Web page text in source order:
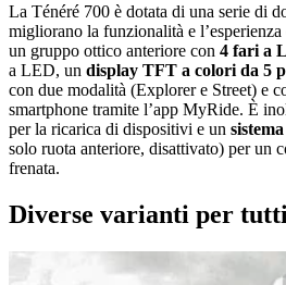
La Ténéré 700 è dotata di una serie di
migliorano la funzionalità e
un gruppo ottico anteriore con 4 fari a
a LED, un display TFT a colori da 5
con due modalità (Explorer e Street) e
smartphone tramite l’app MyRide. È
per la ricarica di dispositivi e un
solo ruota anteriore, disattivato) per un
frenata.
Diverse varianti per